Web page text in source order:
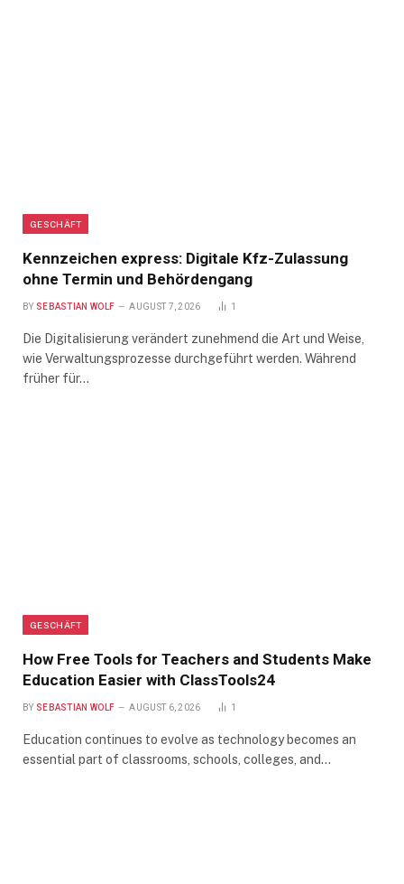
GESCHÄFT
Kennzeichen express: Digitale Kfz-Zulassung
ohne Termin und Behördengang
BY SEBASTIAN WOLF AUGUST 7, 2026 1
Die Digitalisierung verändert zunehmend die Art und Weise,
wie Verwaltungsprozesse durchgeführt werden. Während
früher für…
GESCHÄFT
How Free Tools for Teachers and Students Make
Education Easier with ClassTools24
BY SEBASTIAN WOLF AUGUST 6, 2026 1
Education continues to evolve as technology becomes an
essential part of classrooms, schools, colleges, and…